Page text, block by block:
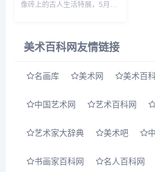
像砖上的古人生活特展，5月21
们在塑造这些画像砖时，...
美术百科网友情链接
名画库 美术网 美术百
中国艺术网 艺术百科网
艺术家大辞典 美术吧
书画家百科网 名人百科网